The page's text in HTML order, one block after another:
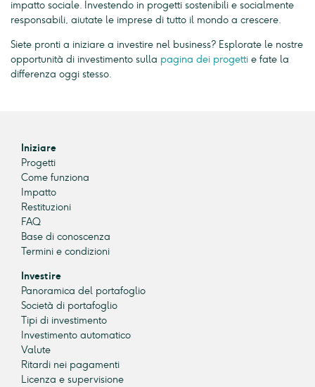
impatto sociale. Investendo in progetti sostenibili e socialmente
responsabili, aiutate le imprese di tutto il mondo a crescere.
Siete pronti a iniziare a investire nel business? Esplorate le nostre
opportunità di investimento sulla pagina dei progetti e fate la
differenza oggi stesso.
Iniziare
Progetti
Come funziona
Impatto
Restituzioni
FAQ
Base di conoscenza
Termini e condizioni
Investire
Panoramica del portafoglio
Società di portafoglio
Tipi di investimento
Investimento automatico
Valute
Ritardi nei pagamenti
Licenza e supervisione